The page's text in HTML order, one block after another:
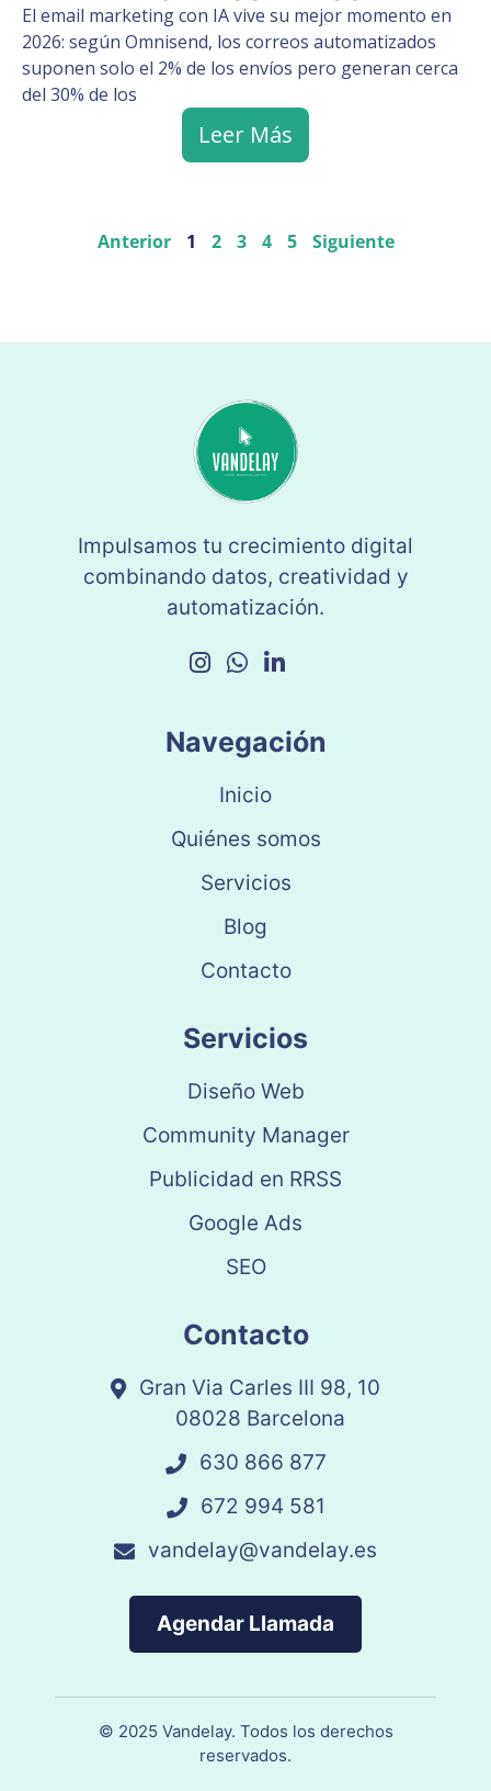
El email marketing con IA vive su mejor momento en
2026: según Omnisend, los correos automatizados
suponen solo el 2% de los envíos pero generan cerca
del 30% de los
Leer Más
Anterior 1 2 3 4 5 Siguiente
Impulsamos tu crecimiento digital
combinando datos, creatividad y
automatización.
Navegación
Inicio
Quiénes somos
Servicios
Blog
Contacto
Servicios
Diseño Web
Community Manager
Publicidad en RRSS
Google Ads
SEO
Contacto
Gran Via Carles III 98, 10
08028 Barcelona
630 866 877
672 994 581
vandelay@vandelay.es
Agendar Llamada
© 2025 Vandelay. Todos los derechos
reservados.